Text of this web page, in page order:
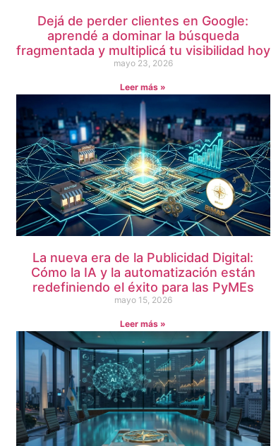
Dejá de perder clientes en Google:
aprendé a dominar la búsqueda
fragmentada y multiplicá tu visibilidad hoy
mayo 23, 2026
Leer más »
La nueva era de la Publicidad Digital:
Cómo la IA y la automatización están
redefiniendo el éxito para las PyMEs
mayo 15, 2026
Leer más »